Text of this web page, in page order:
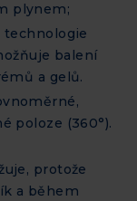
plynem;
technologie
balení
a gelů.
poloze (360°).
protože
a během